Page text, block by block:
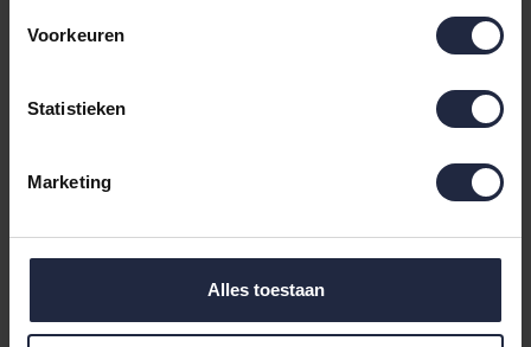
Voorkeuren
Statistieken
Marketing
Alles toestaan
€16,95
Incl. BTW
€39,95
€29,95
IN DE WINKELWAGEN